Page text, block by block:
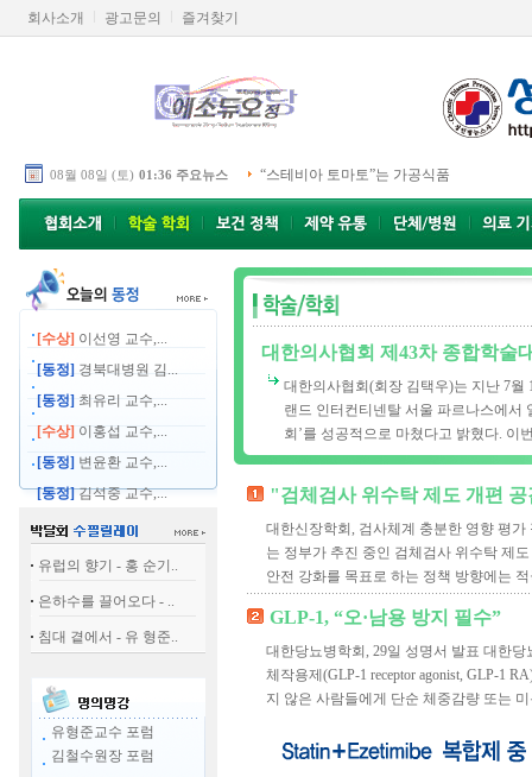
회사소개 광고문의 즐겨찾기
08월 08일 (토) 01:36 주요뉴스 “스테비아 토마토”는 가공식품
[수상] 이선영 교수,...
[동정] 경북대병원 김...
[동정] 최유리 교수,...
[수상] 이홍섭 교수,...
[동정] 변윤환 교수,...
[동정]김석중 교수,...
유럽의 향기 - 홍 순기..
은하수를 끌어오다 - ..
침대 곁에서 - 유 형준..
유형준교수 포럼
김철수원장 포럼
대한의사협회 제43차 종합학술
대한의사협회(회장 김택우)는 지난 7월
랜드 인터컨티넨탈 서울 파르나스에서
회’를 성공적으로 마쳤다고 밝혔다. 이
"검체검사 위수탁 제도 개편 공
대한신장학회, 검사체계 충분한 영향 평
는 정부가 추진 중인 검체검사 위수탁 제
안전 강화를 목표로 하는 정책 방향에는
GLP-1, “오·남용 방지 필수”
대한당뇨병학회, 29일 성명서 발표 대한당
체작용제(GLP-1 receptor agonist, GLP-1
지 않은 사람들에게 단순 체중감량 또는